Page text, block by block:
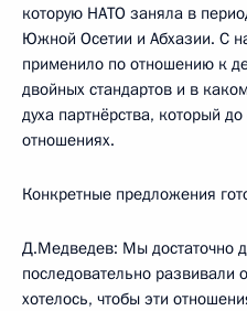
которую НАТО заняла в
Южной Осетии и Абхазии. С
применило по отношению к
двойных стандартов и в
духа партнёрства, который
отношениях.
Конкретные предложения
Д.Медведев: Мы достаточно
последовательно
хотелось, чтобы эти